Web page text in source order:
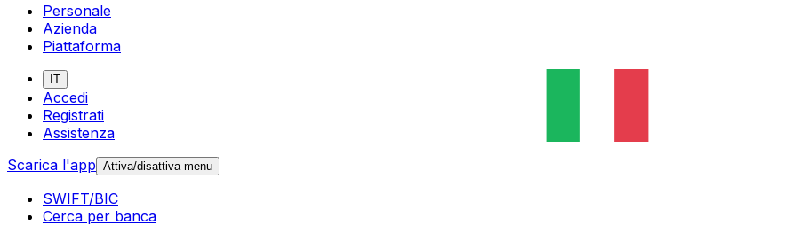
Personale
Azienda
Piattaforma
IT
Accedi
Registrati
Assistenza
Scarica l'app Attiva/disattiva menu
SWIFT/BIC
Cerca per banca